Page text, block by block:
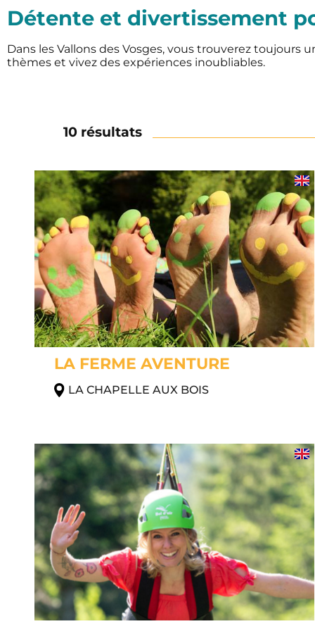
Détente et divertissement
Dans les Vallons des Vosges, vous trouverez toujours
thèmes et vivez des expériences inoubliables.
10 résultats
LA FERME AVENTURE
LA CHAPELLE AUX BOIS